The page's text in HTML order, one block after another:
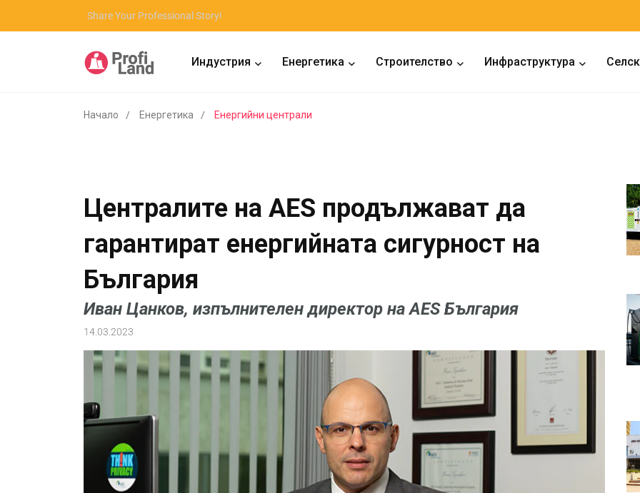
Share Your Professional Story!
Индустрия Енергетика Строителство Инфраструктура
Начало Енергетика Енергийни централи
Централите на AES продължават да
гарантират енергийната сигурност на
България
Иван Цанков, изпълнителен директор на AES България
14.03.2023